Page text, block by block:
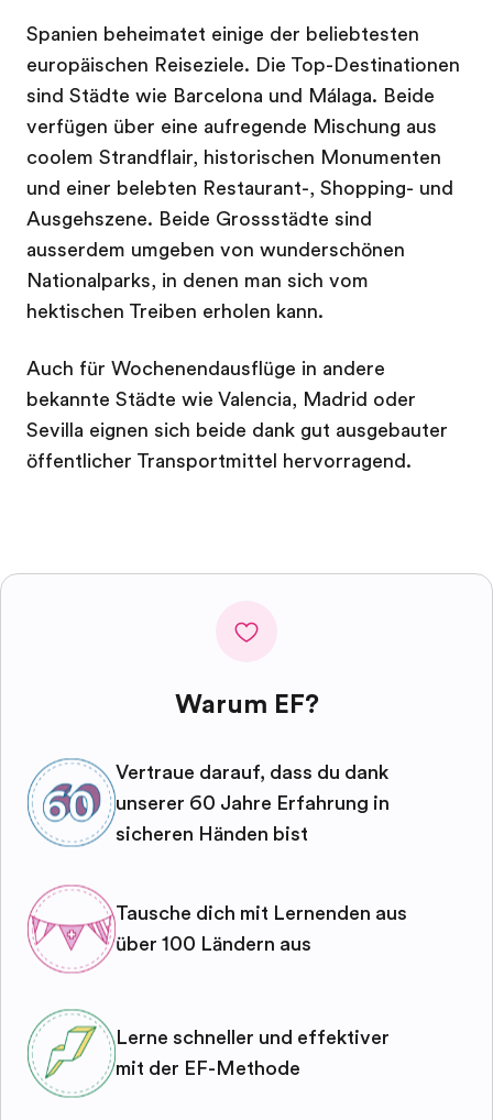
Spanien beheimatet einige der beliebtesten
europäischen Reiseziele. Die Top-Destinationen
sind Städte wie Barcelona und Málaga. Beide
verfügen über eine aufregende Mischung aus
coolem Strandflair, historischen Monumenten
und einer belebten Restaurant-, Shopping- und
Ausgehszene. Beide Grossstädte sind
ausserdem umgeben von wunderschönen
Nationalparks, in denen man sich vom
hektischen Treiben erholen kann.
Auch für Wochenendausflüge in andere
bekannte Städte wie Valencia, Madrid oder
Sevilla eignen sich beide dank gut ausgebauter
öffentlicher Transportmittel hervorragend.
Warum EF?
Vertraue darauf, dass du dank
unserer 60 Jahre Erfahrung in
sicheren Händen bist
Tausche dich mit Lernenden aus
über 100 Ländern aus
Lerne schneller und effektiver
mit der EF-Methode